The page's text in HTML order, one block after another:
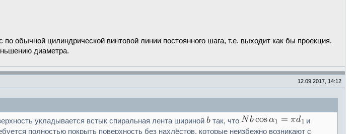
обычной цилиндрической винтовой линии постоянного шага, т.е. выходит как бы проекция.
диаметра.
12.09.2017, 14:12
укладывается встык спиральная лента шириной так, что
и
полностью покрыть поверхность без нахлёстов, которые неизбежно возникают с